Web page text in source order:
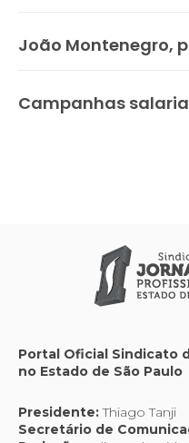
João Montenegro,
Campanhas
Portal Oficial Sindicato
no Estado de São Paulo
Presidente:Thiago Tanji
Secretário de